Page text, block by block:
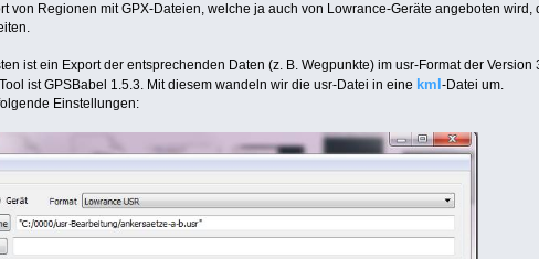
von Regionen mit GPX-Dateien, welche ja auch von Lowrance-Geräte angeboten
ist ein Export der entsprechenden Daten (z. B. Wegpunkte) im usr-Format der
ist GPSBabel 1.5.3. Mit diesem wandeln wir die usr-Datei in eine kml-Datei um.
Einstellungen: